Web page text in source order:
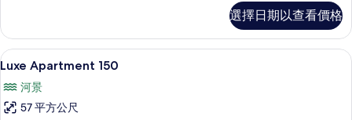
580
的
詳
選擇日期以查看價格
顯
Luxe
Apartment
Luxe Apartment 150 | 起居區 | 55-吋
23
Luxe Apartment 150
河景
57 平方公尺